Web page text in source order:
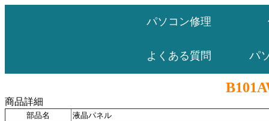
パソコン修理
よくある質問 パ
商品詳細
部品名
液晶パネル